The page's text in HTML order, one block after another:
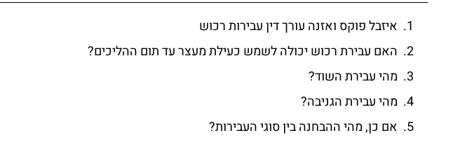
איזבל פוקס ואזנה עורך דין עבירות רכוש
האם עבירת רכוש יכולה לשמש כעילת מעצר עד תום ההליכים?
מהי עבירת השוד?
מהי עבירת הגניבה?
אם כן, מהי ההבחנה בין סוגי העבירות?